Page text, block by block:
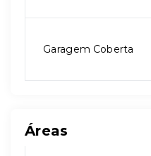
Garagem Coberta
Áreas